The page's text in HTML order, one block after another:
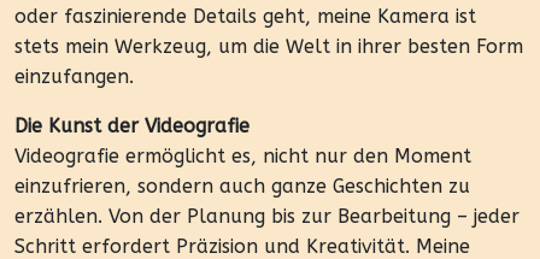
oder faszinierende Details geht, meine Kamera ist
stets mein Werkzeug, um die Welt in ihrer besten Form
einzufangen.
Die Kunst der Videografie
Videografie ermöglicht es, nicht nur den Moment
einzufrieren, sondern auch ganze Geschichten zu
erzählen. Von der Planung bis zur Bearbeitung – jeder
Schritt erfordert Präzision und Kreativität. Meine